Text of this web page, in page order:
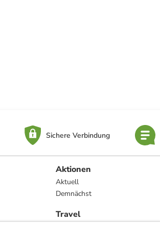
Sichere Verbindung
Aktionen
Aktuell
Demnächst
Travel